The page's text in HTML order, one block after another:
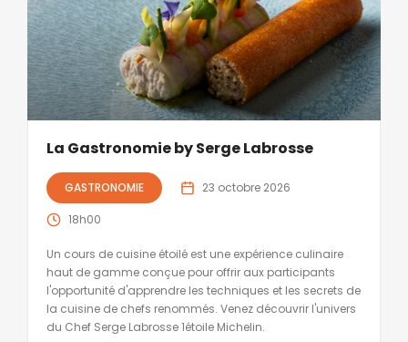
La Gastronomie by Serge Labrosse
GASTRONOMIE 23 octobre 2026
18h00
Un cours de cuisine étoilé est une expérience culinaire
haut de gamme conçue pour offrir aux participants
l'opportunité d'apprendre les techniques et les secrets de
la cuisine de chefs renommés. Venez découvrir l'univers
du Chef Serge Labrosse 1étoile Michelin.